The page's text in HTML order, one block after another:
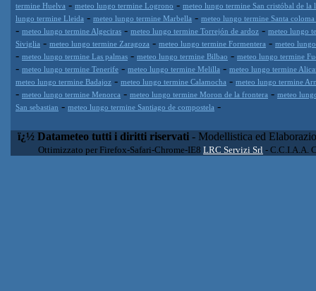
termine Huelva - meteo lungo termine Logrono - meteo lungo termine San cristóbal de la
lungo termine Lleida - meteo lungo termine Marbella - meteo lungo termine Santa
- meteo lungo termine Algeciras - meteo lungo termine Torrejón de ardoz - meteo lungo
Siviglia - meteo lungo termine Zaragoza - meteo lungo termine Formentera - meteo
- meteo lungo termine Las palmas - meteo lungo termine Bilbao - meteo lungo termine
- meteo lungo termine Tenerife - meteo lungo termine Melilla - meteo lungo termine
meteo lungo termine Badajoz - meteo lungo termine Calamocha - meteo lungo termine
- meteo lungo termine Menorca - meteo lungo termine Moron de la frontera - meteo
San sebastian - meteo lungo termine Santiago de compostela -
ï¿½ Datameteo tutti i diritti riservati - Modellistica ed
Ottimizzato per Firefox-Safari-Chrome-IE8 LRC Servizi Srl - C.C.I.A.A.